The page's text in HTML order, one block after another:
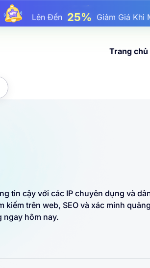
Lên Đến17% Giảm Giá
Lên Đến25%Giảm Giá Khi
Giảm Giá Khi Mua
Trang chủ
tin cậy với các IP chuyên dụng và
trên web, SEO và xác minh
ngay hôm nay.